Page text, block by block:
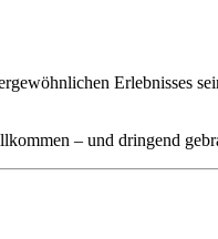
Erlebnisses
– und dringend